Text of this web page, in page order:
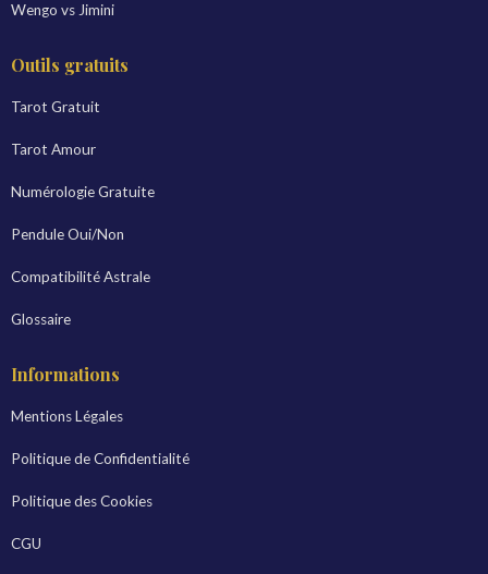
Wengo vs Jimini
Outils gratuits
Tarot Gratuit
Tarot Amour
Numérologie Gratuite
Pendule Oui/Non
Compatibilité Astrale
Glossaire
Informations
Mentions Légales
Politique de Confidentialité
Politique des Cookies
CGU